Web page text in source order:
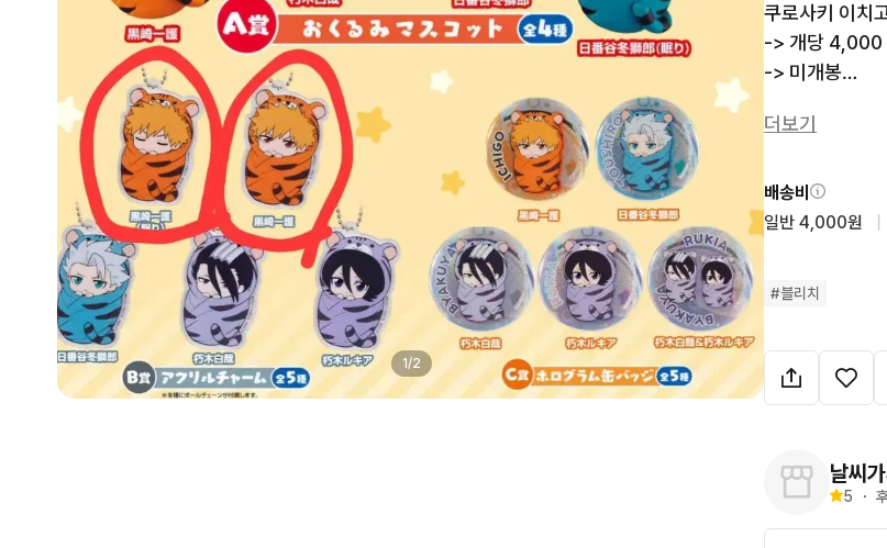
1/2
쿠로사키 이치
-> 개당 4,000
-> 미개봉
✔️ 가격 제안, 환
✔️ 상태 사진이
✔️ 예민하지 않
더보기
배송비
일반 4,000원
#블리치
날씨
5 ・